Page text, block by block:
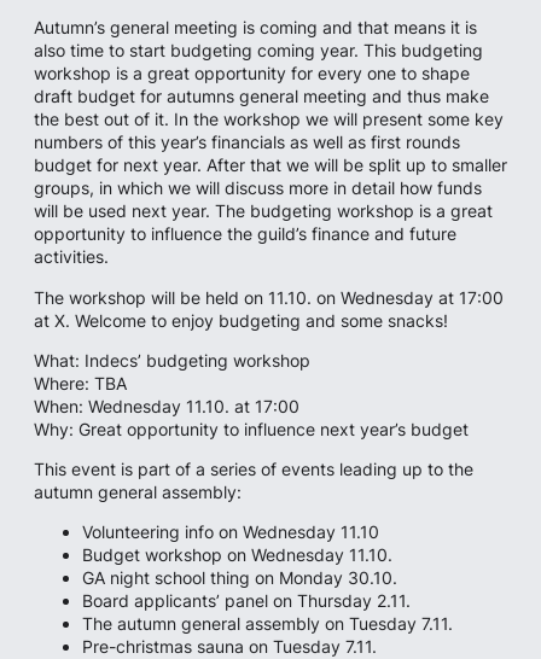
Autumn’s general meeting is coming and that means it is
also time to start budgeting coming year. This budgeting
workshop is a great opportunity for every one to shape
draft budget for autumns general meeting and thus make
the best out of it. In the workshop we will present some key
numbers of this year’s financials as well as first rounds
budget for next year. After that we will be split up to smaller
groups, in which we will discuss more in detail how funds
will be used next year. The budgeting workshop is a great
opportunity to influence the guild’s finance and future
activities.
The workshop will be held on 11.10. on Wednesday at 17:00
at X. Welcome to enjoy budgeting and some snacks!
What: Indecs’ budgeting workshop
Where: TBA
When: Wednesday 11.10. at 17:00
Why: Great opportunity to influence next year’s budget
This event is part of a series of events leading up to the
autumn general assembly:
Volunteering info on Wednesday 11.10
Budget workshop on Wednesday 11.10.
GA night school thing on Monday 30.10.
Board applicants’ panel on Thursday 2.11.
The autumn general assembly on Tuesday 7.11.
Pre-christmas sauna on Tuesday 7.11.